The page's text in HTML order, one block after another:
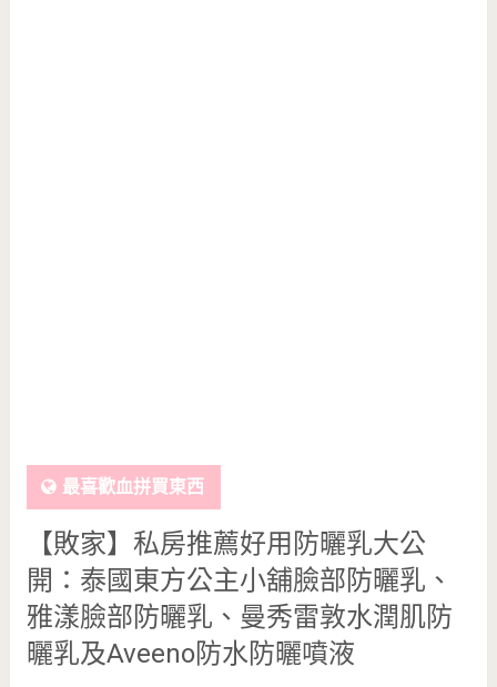
最喜歡血拼買東西
【敗家】私房推薦好用防曬乳大公
開：泰國東方公主小舖臉部防曬乳、
雅漾臉部防曬乳、曼秀雷敦水潤肌防
曬乳及Aveeno防水防曬噴液